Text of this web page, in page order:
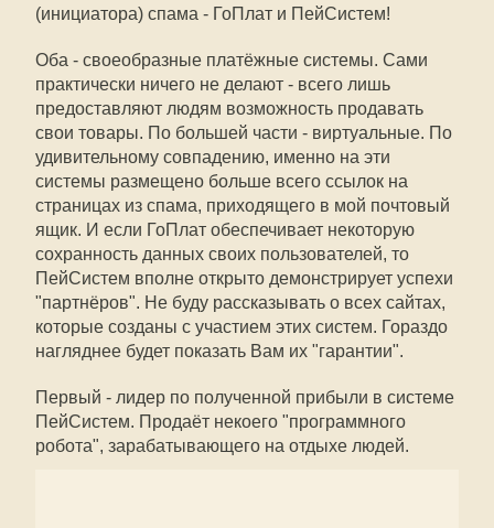
(инициатора) спама - ГоПлат и ПейСистем!
Оба - своеобразные платёжные системы. Сами
практически ничего не делают - всего лишь
предоставляют людям возможность продавать
свои товары. По большей части - виртуальные. По
удивительному совпадению, именно на эти
системы размещено больше всего ссылок на
страницах из спама, приходящего в мой почтовый
ящик. И если ГоПлат обеспечивает некоторую
сохранность данных своих пользователей, то
ПейСистем вполне открыто демонстрирует успехи
"партнёров". Не буду рассказывать о всех сайтах,
которые созданы с участием этих систем. Гораздо
нагляднее будет показать Вам их "гарантии".
Первый - лидер по полученной прибыли в системе
ПейСистем. Продаёт некоего "программного
робота", зарабатывающего на отдыхе людей.